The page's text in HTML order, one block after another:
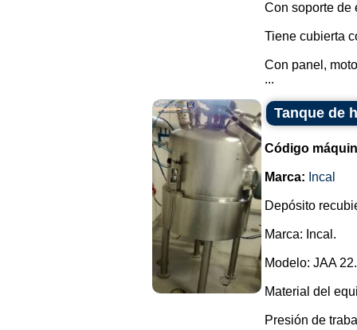
Con soporte de
Tiene cubierta
Con panel,
...
Tanque de
Código
Marca: Incal
Depósito
Marca: Incal.
Modelo: JAA 22.
Material del
Presión de